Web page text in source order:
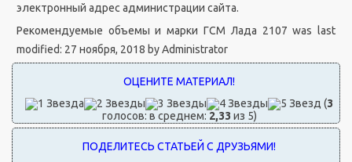
электронный адрес администрации сайта.
Рекомендуемые объемы и марки ГСМ Лада 2107 was last
modified: 27 ноября, 2018 byAdministrator
(3
голосов: в среднем: 2,33 из 5)